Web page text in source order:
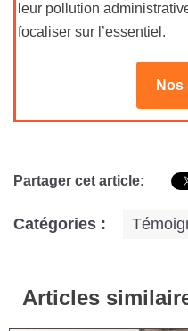
leur pollution
focaliser sur l’essentiel.
Nos
Partager cet article:
Catégories :
Articles